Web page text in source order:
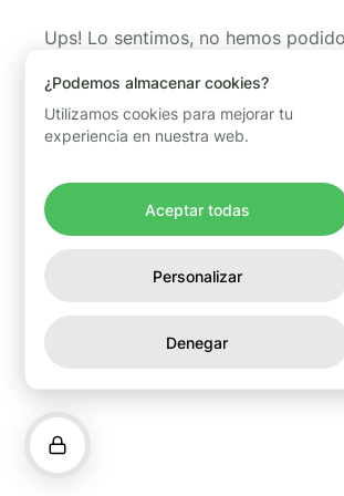
Ups! Lo sentimos, no hemos
página que estabas buscando.
página de inicio y volver a
¿Podemos almacenar cookies?
Utilizamos cookies para mejorar tu
experiencia en nuestra web.
Aceptar todas
Personalizar
Denegar